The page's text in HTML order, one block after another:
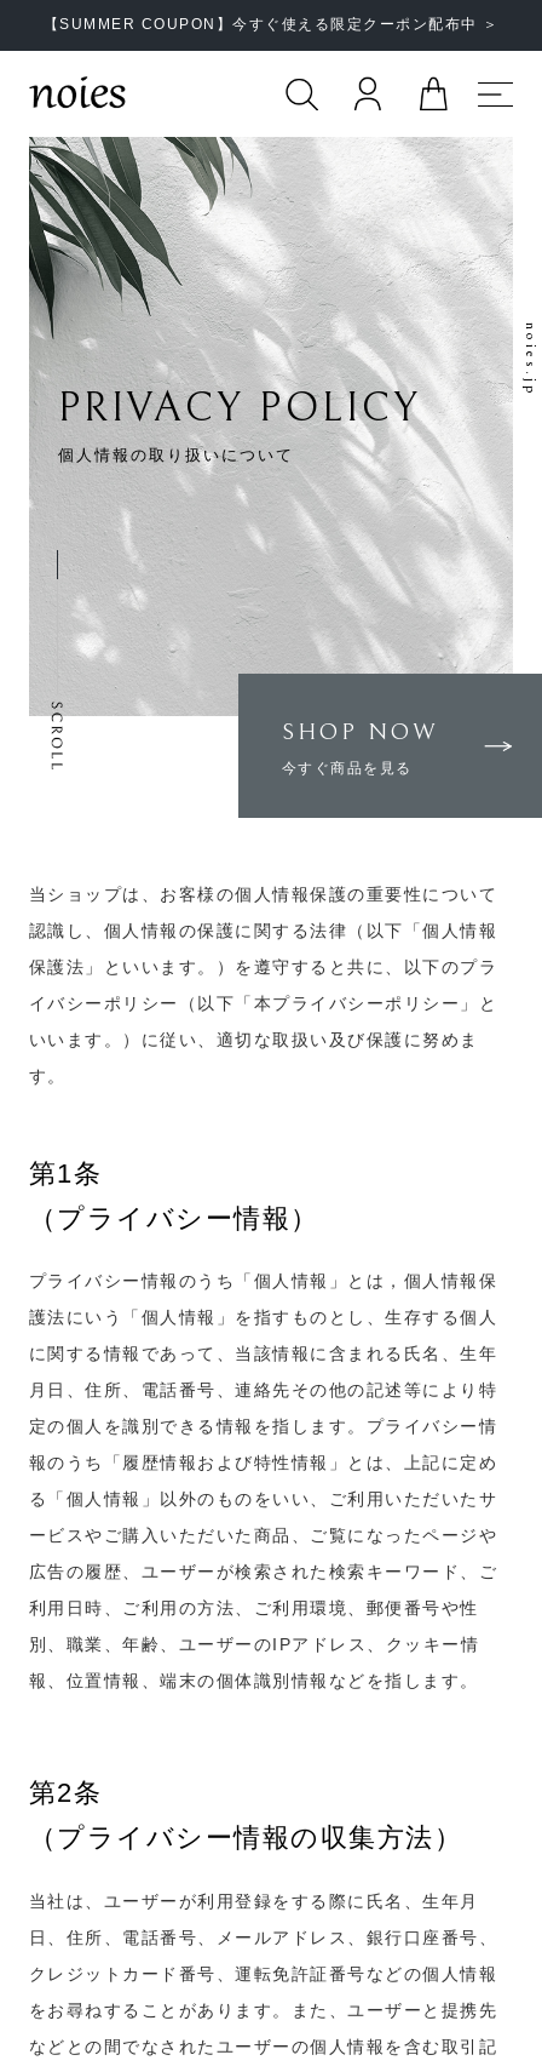
【SUMMER COUPON】今すぐ使える限定クーポン配布中 ＞
PRIVACY POLICY
個人情報の取り扱いについて
noies.jp
SHOP NOW
今すぐ商品を見る
当ショップは、お客様の個人情報保護の重要性について
認識し、個人情報の保護に関する法律（以下「個人情報
保護法」といいます。）を遵守すると共に、以下のプラ
イバシーポリシー（以下「本プライバシーポリシー」と
いいます。）に従い、適切な取扱い及び保護に努めま
す。
第1条
（プライバシー情報）
プライバシー情報のうち「個人情報」とは，個人情報保
護法にいう「個人情報」を指すものとし、生存する個人
に関する情報であって、当該情報に含まれる氏名、生年
月日、住所、電話番号、連絡先その他の記述等により特
定の個人を識別できる情報を指します。プライバシー情
報のうち「履歴情報および特性情報」とは、上記に定め
る「個人情報」以外のものをいい、ご利用いただいたサ
ービスやご購入いただいた商品、ご覧になったページや
広告の履歴、ユーザーが検索された検索キーワード、ご
利用日時、ご利用の方法、ご利用環境、郵便番号や性
別、職業、年齢、ユーザーのIPアドレス、クッキー情
報、位置情報、端末の個体識別情報などを指します。
第2条
（プライバシー情報の収集方法）
当社は、ユーザーが利用登録をする際に氏名、生年月
日、住所、電話番号、メールアドレス、銀行口座番号、
クレジットカード番号、運転免許証番号などの個人情報
をお尋ねすることがあります。また、ユーザーと提携先
などとの間でなされたユーザーの個人情報を含む取引記